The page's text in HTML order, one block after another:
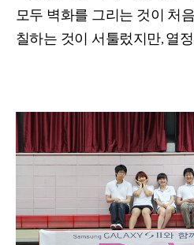
모두 벽화를 그리는 것이 처
칠하는 것이 서툴렀지만, 열